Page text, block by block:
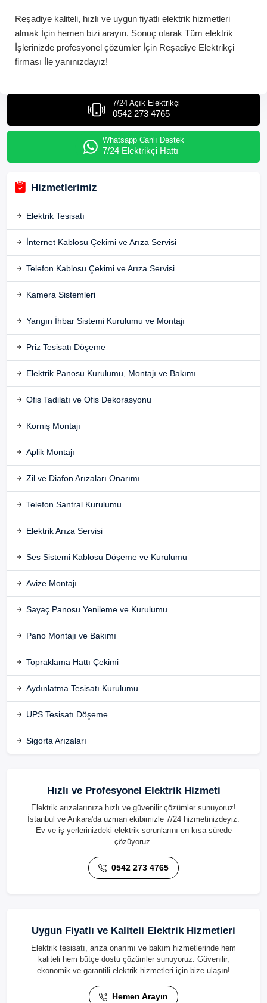
Reşadiye kaliteli, hızlı ve uygun fiyatlı elektrik hizmetleri
almak İçin hemen bizi arayın. Sonuç olarak Tüm elektrik
İşlerinizde profesyonel çözümler İçin Reşadiye Elektrikçi
firması İle yanınızdayız!
7/24 Açık Elektrikçi
0542 273 4765
Whatsapp Canlı Destek
7/24 Elektrikçi Hattı
Hizmetlerimiz
Elektrik Tesisatı
İnternet Kablosu Çekimi ve Arıza Servisi
Telefon Kablosu Çekimi ve Arıza Servisi
Kamera Sistemleri
Yangın İhbar Sistemi Kurulumu ve Montajı
Priz Tesisatı Döşeme
Elektrik Panosu Kurulumu, Montajı ve Bakımı
Ofis Tadilatı ve Ofis Dekorasyonu
Korniş Montajı
Aplik Montajı
Zil ve Diafon Arızaları Onarımı
Telefon Santral Kurulumu
Elektrik Arıza Servisi
Ses Sistemi Kablosu Döşeme ve Kurulumu
Avize Montajı
Sayaç Panosu Yenileme ve Kurulumu
Pano Montajı ve Bakımı
Topraklama Hattı Çekimi
Aydınlatma Tesisatı Kurulumu
UPS Tesisatı Döşeme
Sigorta Arızaları
Hızlı ve Profesyonel Elektrik Hizmeti
Elektrik arızalarınıza hızlı ve güvenilir çözümler sunuyoruz!
İstanbul ve Ankara'da uzman ekibimizle 7/24 hizmetinizdeyiz.
Ev ve iş yerlerinizdeki elektrik sorunlarını en kısa sürede
çözüyoruz.
0542 273 4765
Uygun Fiyatlı ve Kaliteli Elektrik Hizmetleri
Elektrik tesisatı, arıza onarımı ve bakım hizmetlerinde hem
kaliteli hem bütçe dostu çözümler sunuyoruz. Güvenilir,
ekonomik ve garantili elektrik hizmetleri için bize ulaşın!
Hemen Arayın